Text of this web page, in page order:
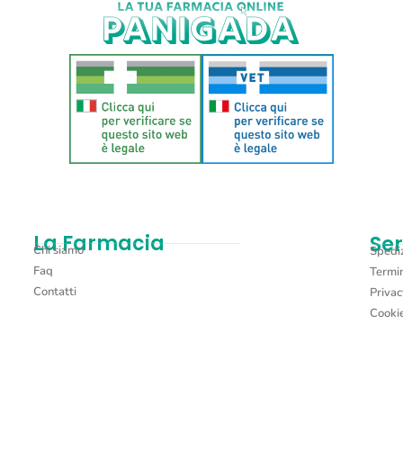
La Farmacia
Chi siamo
Faq
Contatti